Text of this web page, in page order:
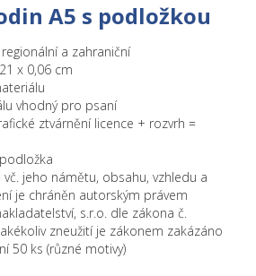
A5 s podložkou
a zahraniční
x 0,06 cm
vhodný pro psaní
ztvárnění licence + rozvrh =
vč. jeho námětu, obsahu, vzhledu a
je chráněn autorským právem
s.r.o. dle zákona č.
zneužití je zákonem zakázáno
50 ks (různé motivy)